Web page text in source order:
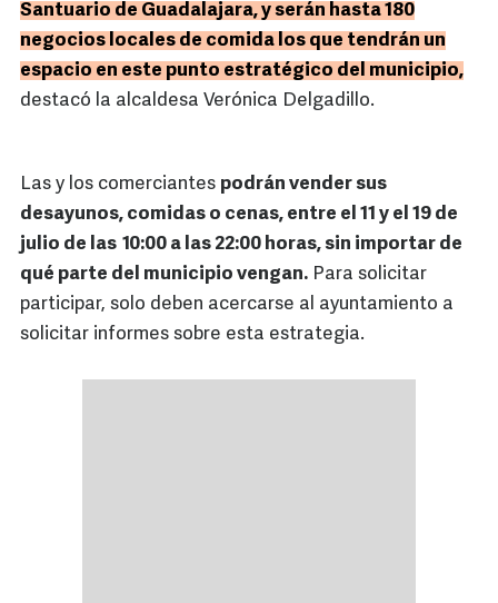
Santuario de Guadalajara, y serán hasta 180
negocios locales de comida los que tendrán un
espacio en este punto estratégico del municipio,
destacó la alcaldesa Verónica Delgadillo.
Las y los comerciantes podrán vender sus
desayunos, comidas o cenas, entre el 11 y el 19 de
julio de las 10:00 a las 22:00 horas, sin importar de
qué parte del municipio vengan. Para solicitar
participar, solo deben acercarse al ayuntamiento a
solicitar informes sobre esta estrategia.